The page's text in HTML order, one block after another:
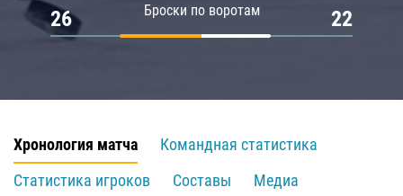
Броски по воротам
26 22
Хронология матча
Командная статистика
Статистика игроков
Составы
Медиа